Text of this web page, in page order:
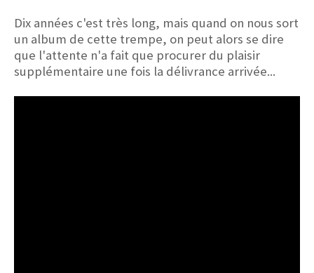
Dix années c'est très long, mais quand on nous sort
un album de cette trempe, on peut alors se dire
que l'attente n'a fait que procurer du plaisir
supplémentaire une fois la délivrance arrivée...